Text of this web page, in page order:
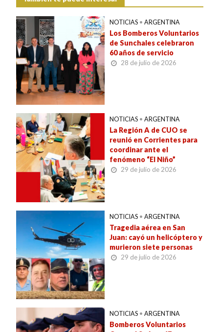
NOTICIAS • ARGENTINA
Los Bomberos Voluntarios
de Sunchales celebraron
60 años de servicio
28 de julio de 2026
NOTICIAS • ARGENTINA
La Región A de CUO se
reunió en Corrientes para
coordinar ante el
fenómeno “El Niño”
29 de julio de 2026
NOTICIAS • ARGENTINA
Tragedia aérea en San
Juan: cayó un helicóptero y
murieron siete personas
29 de julio de 2026
NOTICIAS • ARGENTINA
Bomberos Voluntarios